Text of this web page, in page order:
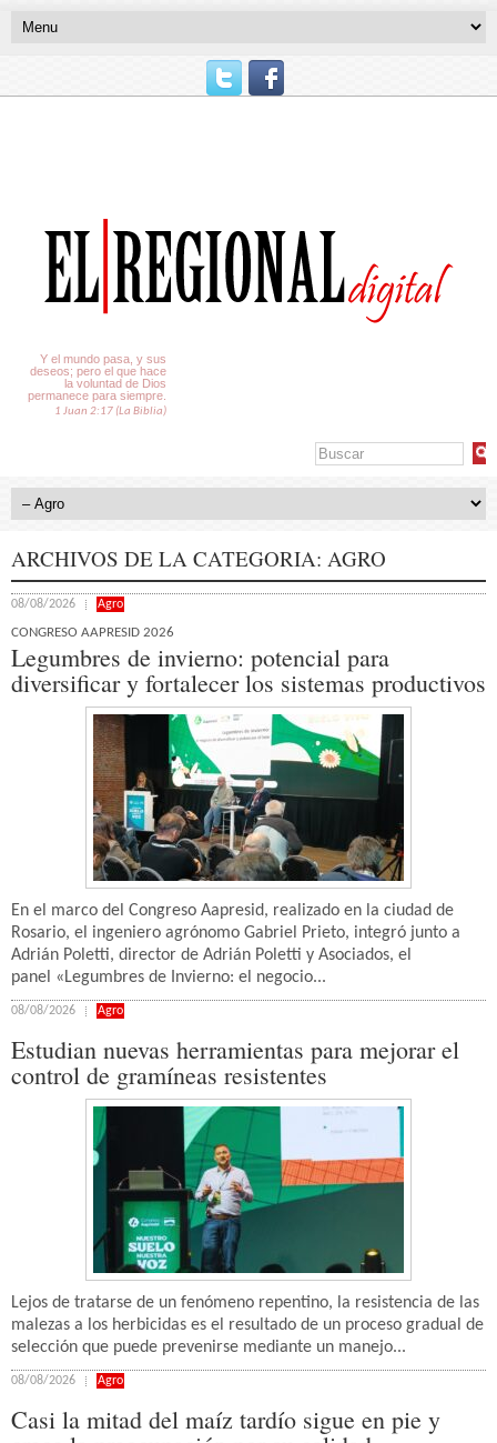
Y el mundo pasa, y sus
deseos; pero el que hace
la voluntad de Dios
permanece para siempre.
1 Juan 2:17 (La Biblia)
ARCHIVOS DE LA CATEGORIA: AGRO
08/08/2026 Agro
CONGRESO AAPRESID 2026
Legumbres de invierno: potencial para
diversificar y fortalecer los sistemas productivos
En el marco del Congreso Aapresid, realizado en la ciudad de
Rosario, el ingeniero agrónomo Gabriel Prieto, integró junto a
Adrián Poletti, director de Adrián Poletti y Asociados, el
panel «Legumbres de Invierno: el negocio...
08/08/2026 Agro
Estudian nuevas herramientas para mejorar el
control de gramíneas resistentes
Lejos de tratarse de un fenómeno repentino, la resistencia de las
malezas a los herbicidas es el resultado de un proceso gradual de
selección que puede prevenirse mediante un manejo...
08/08/2026 Agro
Casi la mitad del maíz tardío sigue en pie y